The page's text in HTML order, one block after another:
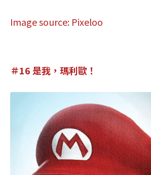
Image source: Pixeloo
＃16 是我，瑪利歐！